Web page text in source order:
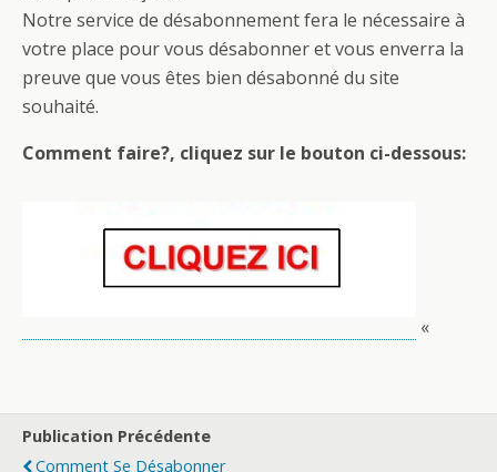
Notre service de désabonnement fera le nécessaire à
votre place pour vous désabonner et vous enverra la
preuve que vous êtes bien désabonné du site
souhaité.
Comment faire?, cliquez sur le bouton ci-dessous:
«
Publication Précédente
Comment Se Désabonner